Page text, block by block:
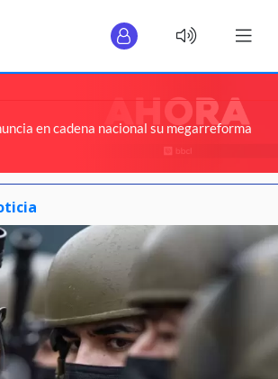
en cadena nacional su megarreforma